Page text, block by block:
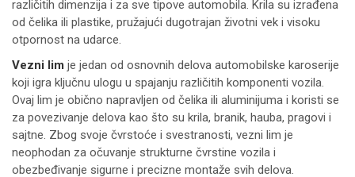
različitih dimenzija i za sve tipove automobila. Krila su izrađena
od čelika ili plastike, pružajući dugotrajan životni vek i visoku
otpornost na udarce.
Vezni lim je jedan od osnovnih delova automobilske karoserije
koji igra ključnu ulogu u spajanju različitih komponenti vozila.
Ovaj lim je obično napravljen od čelika ili aluminijuma i koristi se
za povezivanje delova kao što su krila, branik, hauba, pragovi i
sajtne. Zbog svoje čvrstoće i svestranosti, vezni lim je
neophodan za očuvanje strukturne čvrstine vozila i
obezbeđivanje sigurne i precizne montaže svih delova.